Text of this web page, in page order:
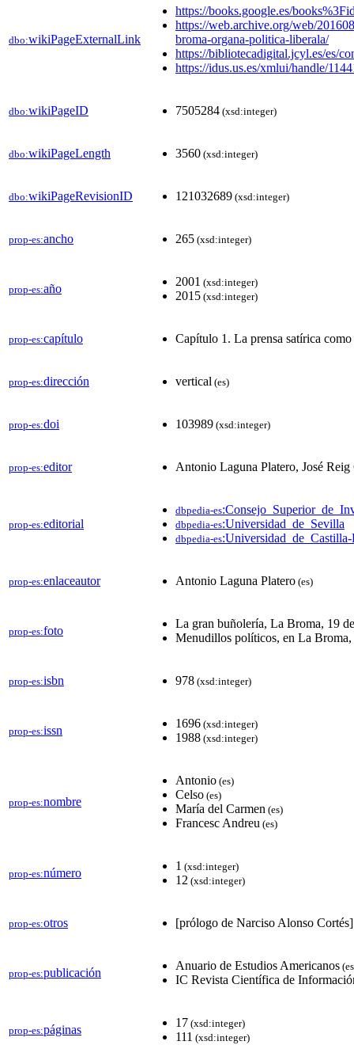
dbo:wikiPageExternalLink
https://books.google.es/
https://web.archive.org/web/
broma-organa-politica-liberala/
https://bibliotecadigital.jcyl.es/es/
https://idus.us.es/xmlui/handle/
dbo:wikiPageID 7505284 (xsd:integer)
dbo:wikiPageLength 3560 (xsd:integer)
dbo:wikiPageRevisionID 121032689 (xsd:integer)
prop-es:ancho 265 (xsd:integer)
prop-es:año
2001 (xsd:integer)
2015 (xsd:integer)
prop-es:capítulo Capítulo 1. La prensa satírica
prop-es:dirección vertical (es)
prop-es:doi 103989 (xsd:integer)
prop-es:editor Antonio Laguna Platero, José Reig
prop-es:editorial
dbpedia-es
dbpedia-es:Universidad_de_Sevilla
dbpedia-es
prop-es:enlaceautor Antonio Laguna Platero (es)
prop-es:foto
La gran buñolería, La Broma, 19
Menudillos políticos, en La
prop-es:isbn 978 (xsd:integer)
prop-es:issn
1696 (xsd:integer)
1988 (xsd:integer)
prop-es:nombre
Antonio (es)
Celso (es)
María del Carmen (es)
Francesc Andreu (es)
prop-es:número
1 (xsd:integer)
12 (xsd:integer)
prop-es:otros [prólogo de Narciso Alonso Cortés]
prop-es:publicación
Anuario de Estudios Americanos
IC Revista Científica de
prop-es:páginas
17 (xsd:integer)
111 (xsd:integer)